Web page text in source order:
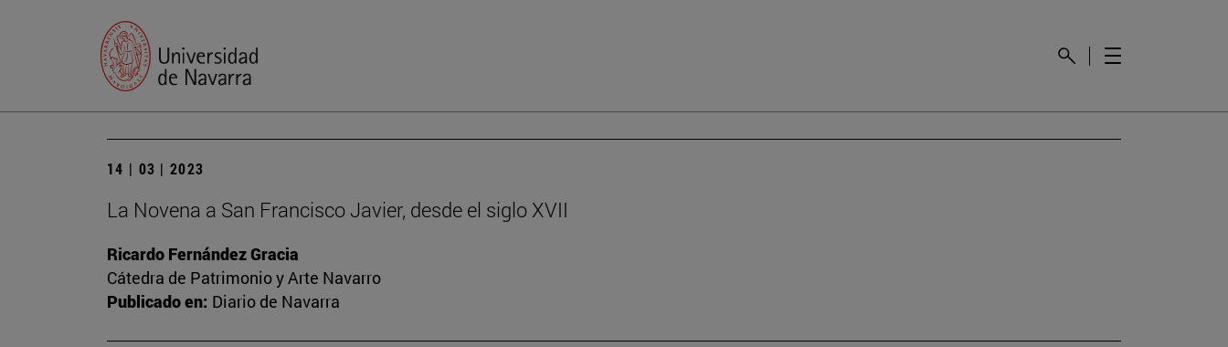
14 | 03 | 2023
La Novena a San Francisco Javier, desde el siglo XVII
Ricardo Fernández Gracia
Cátedra de Patrimonio y Arte Navarro
Publicado en: Diario de Navarra